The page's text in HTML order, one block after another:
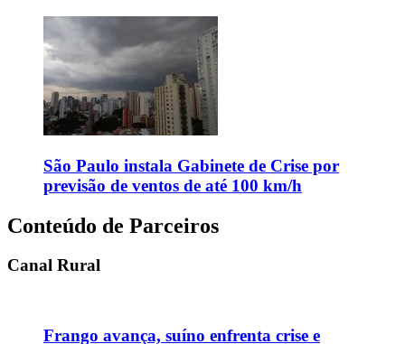
São Paulo instala Gabinete de Crise por
previsão de ventos de até 100 km/h
Conteúdo de Parceiros
Canal Rural
Frango avança, suíno enfrenta crise e